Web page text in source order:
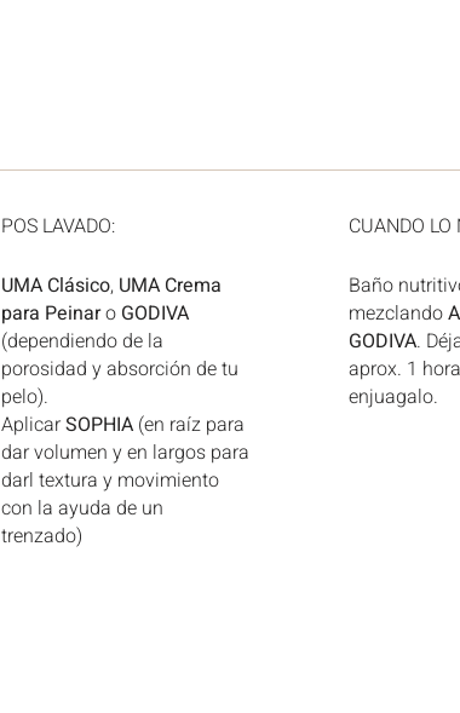
POS LAVADO:
UMA Clásico, UMA Crema
para Peinaro GODIVA
(dependiendo de la
porosidad y absorción de tu
pelo).
AplicarSOPHIA (en raíz para
dar volumen y en largos para
darl textura y movimiento
con la ayuda de un
trenzado)
CUANDO LO
Baño
mezclando
GODIVA.
aprox. 1
enjuagalo.